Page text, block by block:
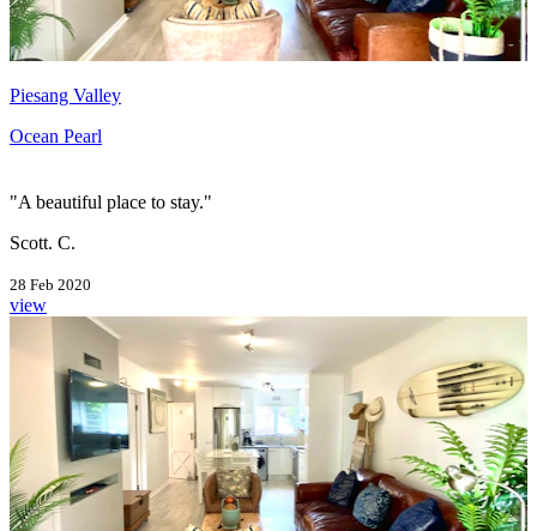
Piesang Valley
Ocean Pearl
"A beautiful place to stay."
Scott. C.
28 Feb 2020
view